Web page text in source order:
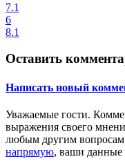
7.1
6
8.1
Оставить
Написать новый
Уважаемые гости.
выражения своего
любым другим
напрямую, ваши данные